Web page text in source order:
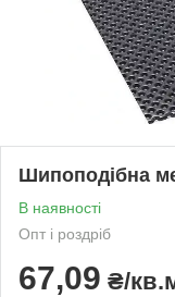
Шипоподібна
В наявності
Опт і роздріб
67,09 ₴/